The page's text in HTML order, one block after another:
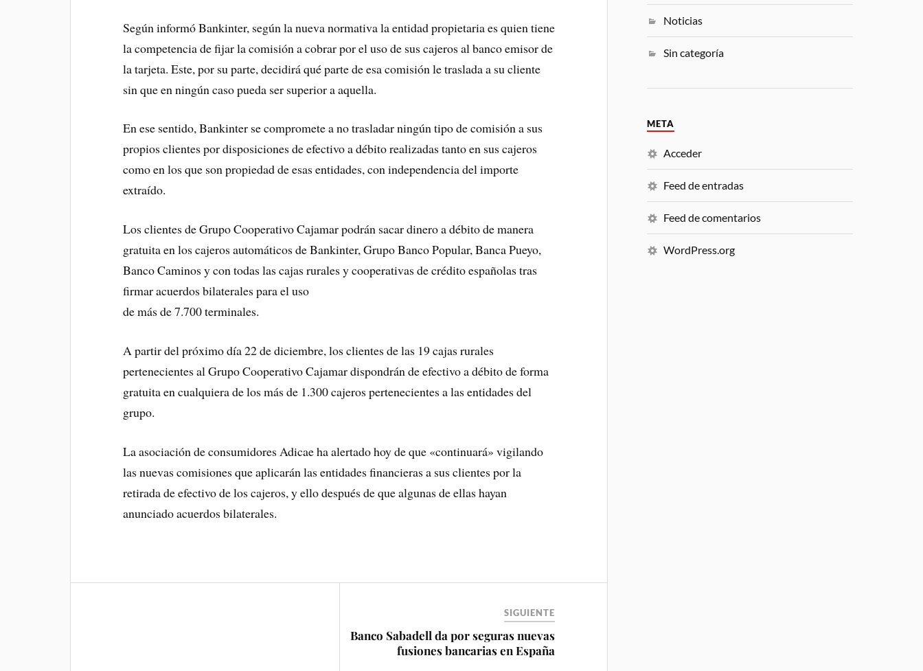
Según informó Bankinter, según la nueva normativa la entidad propietaria es quien tiene
la competencia de fijar la comisión a cobrar por el uso de sus cajeros al banco emisor de
la tarjeta. Este, por su parte, decidirá qué parte de esa comisión le traslada a su cliente
sin que en ningún caso pueda ser superior a aquella.
En ese sentido, Bankinter se compromete a no trasladar ningún tipo de comisión a sus
propios clientes por disposiciones de efectivo a débito realizadas tanto en sus cajeros
como en los que son propiedad de esas entidades, con independencia del importe
extraído.
Los clientes de Grupo Cooperativo Cajamar podrán sacar dinero a débito de manera
gratuita en los cajeros automáticos de Bankinter, Grupo Banco Popular, Banca Pueyo,
Banco Caminos y con todas las cajas rurales y cooperativas de crédito españolas tras
firmar acuerdos bilaterales para el uso
de más de 7.700 terminales.
A partir del próximo día 22 de diciembre, los clientes de las 19 cajas rurales
pertenecientes al Grupo Cooperativo Cajamar dispondrán de efectivo a débito de forma
gratuita en cualquiera de los más de 1.300 cajeros pertenecientes a las entidades del
grupo.
La asociación de consumidores Adicae ha alertado hoy de que «continuará» vigilando
las nuevas comisiones que aplicarán las entidades financieras a sus clientes por la
retirada de efectivo de los cajeros, y ello después de que algunas de ellas hayan
anunciado acuerdos bilaterales.
SIGUIENTE
Banco Sabadell da por seguras nuevas
fusiones bancarias en España
Noticias
Sin categoría
META
Acceder
Feed de entradas
Feed de comentarios
WordPress.org